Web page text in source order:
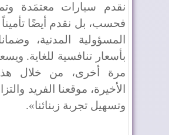
نقدم سيارات معتمَدة
فحسب، بل نقدم أيضًا
المسؤولية المدنية،
بأسعار تنافسية للغاية.
مرة أخرى، من خلال
الأخيرة، موقعنا الفريد
وتسهيل تجربة زبنائنا».